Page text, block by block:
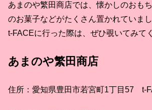
あまのや繁田商店では、懐かしのおも
のお菓子などがたくさん置かれていまし
t-FACEに行った際は、ぜひ覗いてみて
あまのや繁田商店
住所：愛知県豊田市若宮町1丁目57 t-